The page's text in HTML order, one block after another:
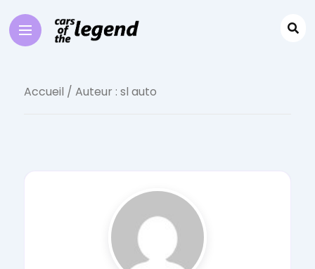
Accueil / Auteur : sl auto